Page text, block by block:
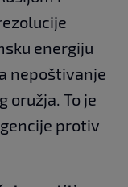
energiju
nepoštivanje
oružja. To je
protiv